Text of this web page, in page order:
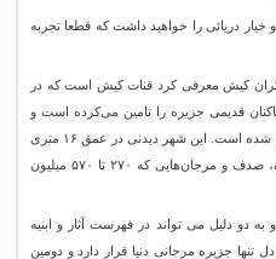
دریائی را خواهید داشت که قطعا تجربه
کیش معرفی کرد قنات کیش است که در
شرب ساکنان قدیمی جزیره را تامین می‌کرده است و
امروزه به شهر زیرزمینی کاریز برای بازدید گردشگران مبدل شده است. این شهر دیدنی در عمق ۱۶ متری
زیر زمین قرار گرفته است. بخشی از سقف آن با سنگواره، صدف و مرجان‌هایی که ۲۷۰ تا ۵۷۰ میلیون
دو دلیل می تواند در فهرست آثار و ابنیه
جزیره مرجانی دنیا قرار دارد و دومین